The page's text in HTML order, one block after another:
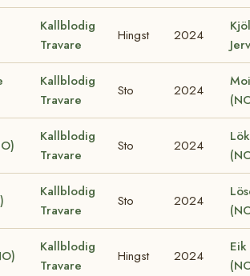
Kallblodig
Travare
Hingst 2024
Kallblodig
Travare
Sto 2024
Kallblodig
Travare
Sto 2024
Kallblodig
Travare
Sto 2024
Kallblodig
Travare
Hingst 2024